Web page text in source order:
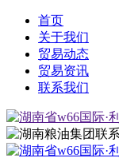
首页
关于我们
贸易动态
贸易资讯
联系我们